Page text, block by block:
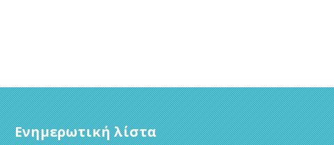
Ενημερωτική λίστα